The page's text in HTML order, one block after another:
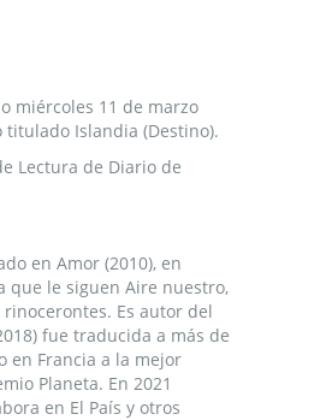
miércoles 11 de marzo
Islandia (Destino).
Lectura de Diario de
en Amor (2010), en
que le siguen Aire nuestro,
Es autor del
fue traducida a más de
en Francia a la mejor
Planeta. En 2021
en El País y otros